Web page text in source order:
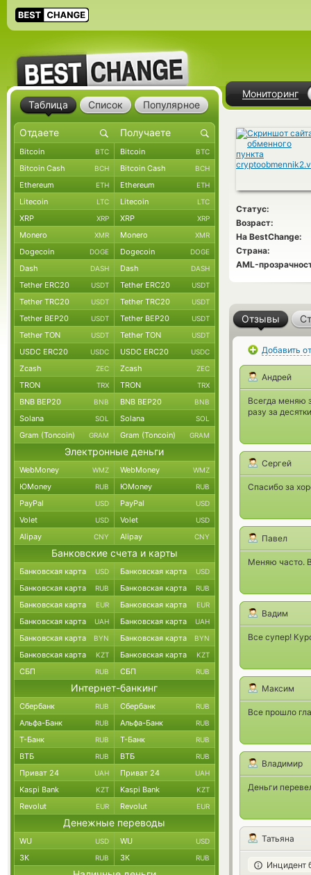
Мониторинг
Статус:
Возраст:
На BestChange:
Страна:
AML-
Отзывы
Добавить
Андрей
Всегда меняю
разу за
Сергей
Спасибо за
Павел
Меняю часто.
Вадим
Все супер!
Максим
Все прошло
Владимир
Деньги
Татьяна
Инцидент
Таблица Список Популярное
Bitcoin BTC Bitcoin BTC
Bitcoin Cash BCH Bitcoin Cash BCH
Ethereum ETH Ethereum ETH
Litecoin LTC Litecoin LTC
XRP XRP XRP XRP
Monero XMR Monero XMR
Dogecoin DOGE Dogecoin DOGE
Dash DASH Dash DASH
Tether ERC20 USDT Tether ERC20 USDT
Tether TRC20 USDT Tether TRC20 USDT
Tether BEP20 USDT Tether BEP20 USDT
Tether TON USDT Tether TON USDT
USDC ERC20 USDC USDC ERC20 USDC
Zcash ZEC Zcash ZEC
TRON TRX TRON TRX
BNB BEP20 BNB BNB BEP20 BNB
Solana SOL Solana SOL
Gram (Toncoin) GRAM Gram (Toncoin) GRAM
Электронные деньги
WebMoney WMZ WebMoney WMZ
ЮMoney RUB ЮMoney RUB
PayPal USD PayPal USD
Volet USD Volet USD
Alipay CNY Alipay CNY
Банковские счета и карты
Банковская карта USD Банковская карта USD
Банковская карта RUB Банковская карта RUB
Банковская карта EUR Банковская карта EUR
Банковская карта UAH Банковская карта UAH
Банковская карта BYN Банковская карта BYN
Банковская карта KZT Банковская карта KZT
СБП RUB СБП RUB
Интернет-банкинг
Сбербанк RUB Сбербанк RUB
Альфа-Банк RUB Альфа-Банк RUB
Т-Банк RUB Т-Банк RUB
ВТБ RUB ВТБ RUB
Приват 24 UAH Приват 24 UAH
Kaspi Bank KZT Kaspi Bank KZT
Revolut EUR Revolut EUR
Денежные переводы
WU USD WU USD
ЗК RUB ЗК RUB